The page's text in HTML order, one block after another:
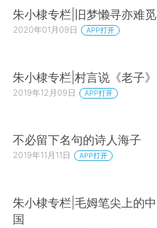
朱小棣专栏|旧梦懒寻亦难觅
2020年01月09日 APP打开
朱小棣专栏|村言说《老子》
2019年12月09日 APP打开
不必留下名句的诗人海子
2019年11月11日 APP打开
朱小棣专栏|毛姆笔尖上的中
国